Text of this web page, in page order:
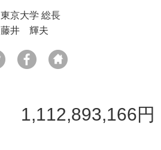
東京大学 総長
藤井 輝夫
1,112,893,166円